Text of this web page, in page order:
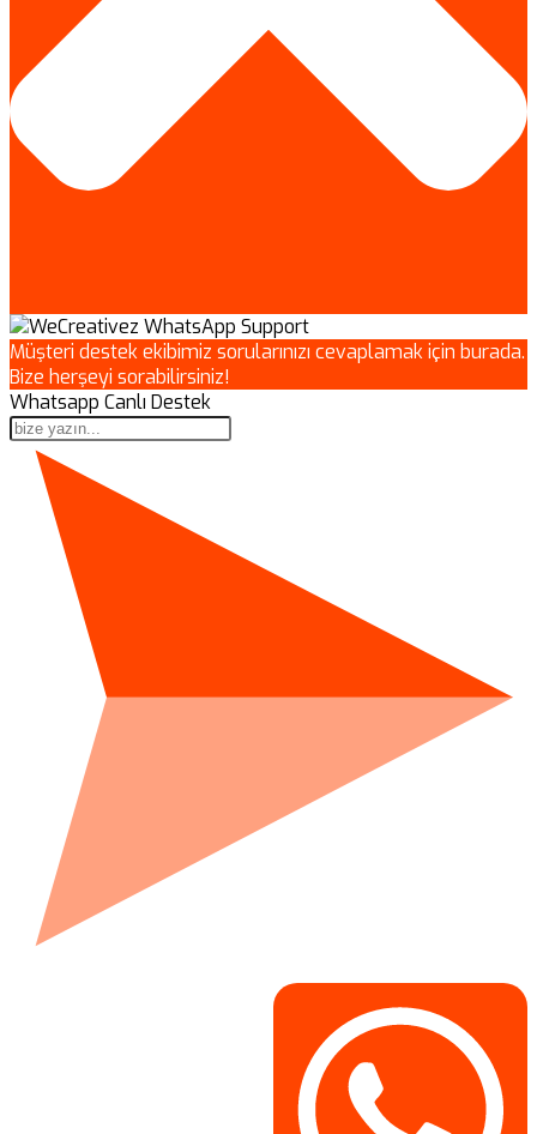
Müşteri destek ekibimiz sorularınızı cevaplamak için burada.
Bize herşeyi sorabilirsiniz!
Whatsapp Canlı Destek